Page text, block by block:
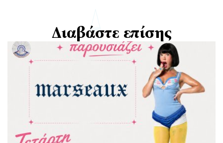
Διαβάστε επίσης